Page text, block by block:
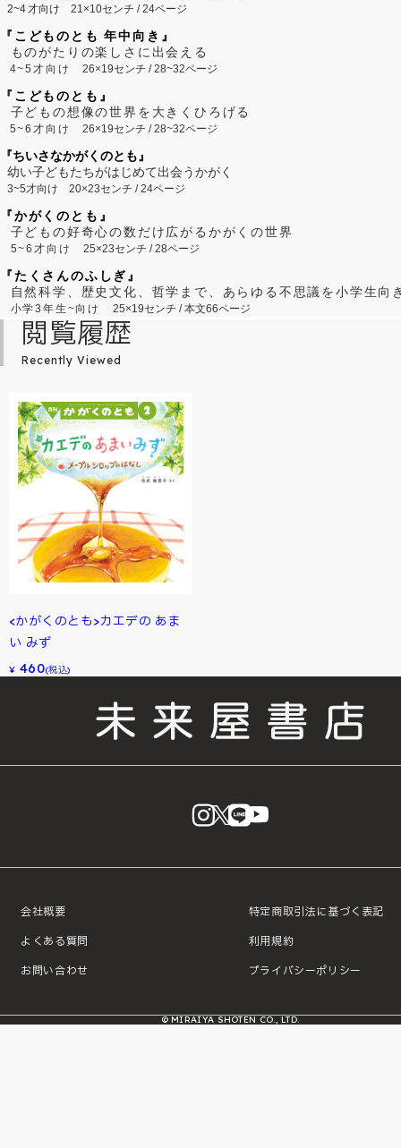
2~4 才向け 21×10センチ / 24ページ
『こどものとも 年中向き』
ものがたりの楽しさに出会える
4~5才向け26×19センチ / 28~32ページ
『こどものとも』
子どもの想像の世界を大きくひろげる
5~6才向け26×19センチ / 28~32ページ
『ちいさなかがくのとも』
幼い子どもたちがはじめて出会うかがく
3~5才向け 20×23センチ / 24ページ
『かがくのとも』
子どもの好奇心の数だけ広がるかがくの世界
5~6才向け25×23センチ / 28ページ
『たくさんのふしぎ』
自然科学、歴史文化、哲学まで、あらゆる不思議を小学生向
小学3年生~向け 25×19センチ / 本文66ページ
閲覧履歴
Recently Viewed
<かがくのとも>カエデの あま
い みず
¥ 460(税込)
instagram
X LINE
会社概要
よくある質問
お問い合わせ
特定商取引法に基づく表記
利用規約
プライバシーポリシー
© MIRAIYA SHOTEN CO., LTD.